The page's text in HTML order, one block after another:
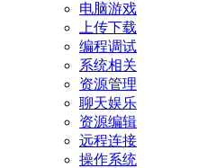
电脑游戏
上传下载
编程调试
系统相关
资源管理
聊天娱乐
资源编辑
远程连接
操作系统